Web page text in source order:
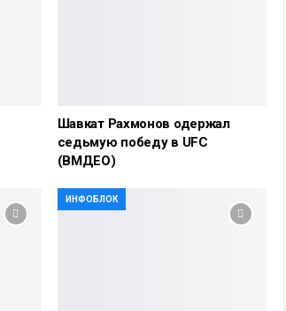
Шавкат Рахмонов одержал
седьмую победу в UFC
(ВМДЕО)
ИНФОБЛОК